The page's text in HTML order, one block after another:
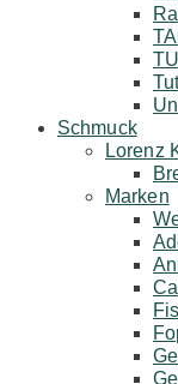
Schmuck
Lorenz
Marken